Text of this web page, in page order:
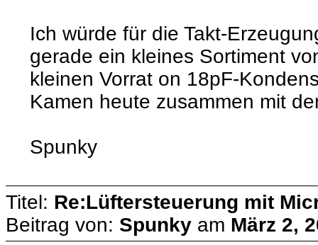
Ich würde für die Takt-
gerade ein kleines Sortiment
kleinen Vorrat on 18pF-
Kamen heute zusammen mit
Spunky
Titel: Re:Lüftersteuerung mit
Beitrag von: Spunky am März 2,